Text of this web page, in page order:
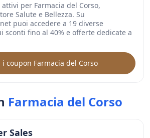
per Farmacia del Corso,
Salute e Bellezza. Su
puoi accedere a 19 diverse
sconti fino al 40% e offerte dedicate a
i coupon Farmacia del Corso
Farmacia del Corso
Sales